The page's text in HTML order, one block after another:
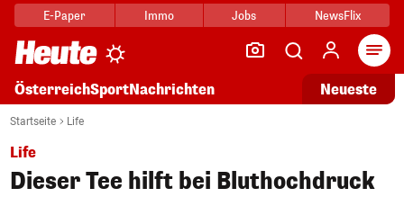
E-Paper Immo Jobs NewsFlix
ÖsterreichSportNachrichten Neueste
Startseite Life
Life
Dieser Tee hilft bei Bluthochdruck